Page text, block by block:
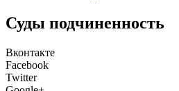
Суды подчиненность
Вконтакте
Facebook
Twitter